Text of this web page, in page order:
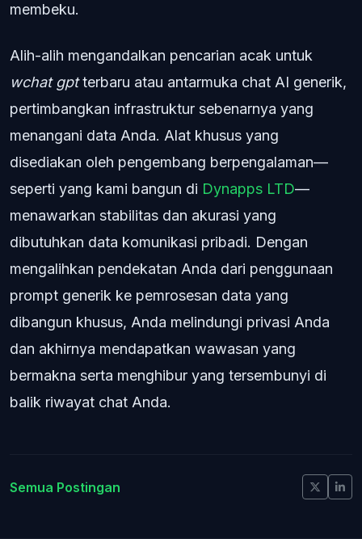
membeku.
Alih-alih mengandalkan pencarian acak untuk
wchat gptterbaru atau antarmuka chat AI generik,
pertimbangkan infrastruktur sebenarnya yang
menangani data Anda. Alat khusus yang
disediakan oleh pengembang berpengalaman—
seperti yang kami bangun di Dynapps LTD—
menawarkan stabilitas dan akurasi yang
dibutuhkan data komunikasi pribadi. Dengan
mengalihkan pendekatan Anda dari penggunaan
prompt generik ke pemrosesan data yang
dibangun khusus, Anda melindungi privasi Anda
dan akhirnya mendapatkan wawasan yang
bermakna serta menghibur yang tersembunyi di
balik riwayat chat Anda.
Semua Postingan